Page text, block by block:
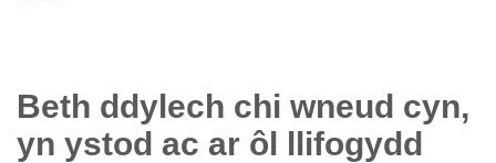
Beth ddylech chi wneud cyn,
yn ystod ac ar ôl llifogydd